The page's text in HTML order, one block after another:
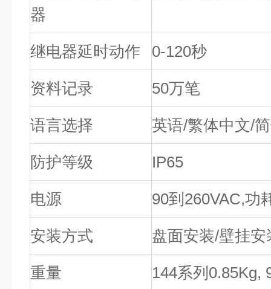
器
继电器延时动作 0-120秒
资料记录 50万笔
语言选择 英语/繁体中文/
防护等级 IP65
电源 90到260VAC,功
安装方式 盘面安装/壁挂
重量 144系列0.85Kg,